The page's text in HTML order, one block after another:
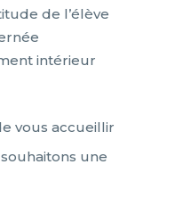
de l’élève
intérieur
vous accueillir
une